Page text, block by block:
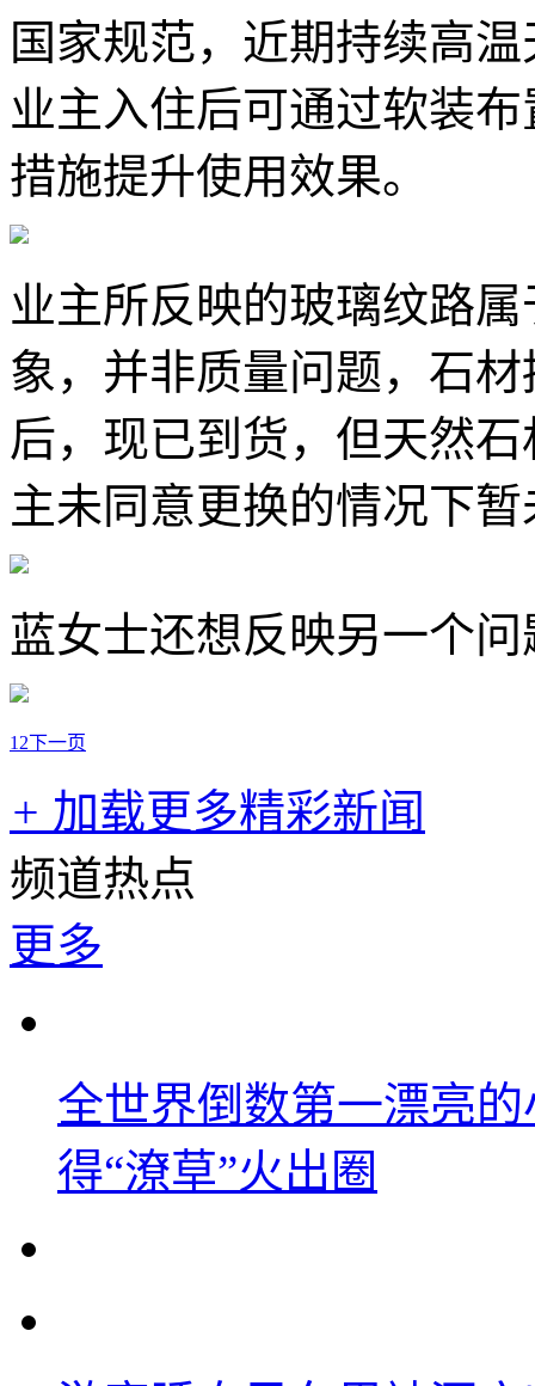
国家规范，近期持续高
业主入住后可通过软装
措施提升使用效果。
业主所反映的玻璃纹路
象，并非质量问题，石
后，现已到货，但天然
主未同意更换的情况下
蓝女士还想反映另一个问
1 2下一页
+ 加载更多精彩新闻
频道热点
更多
全世界倒数第一漂亮
得“潦草”火出圈